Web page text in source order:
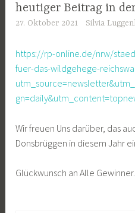
heutiger Beitrag in
27. Oktober 2021 Silvia
https://rp-online.de/nrw/
fuer-das-wildgehege-
Wir freuen Uns darüber, das
Donsbrüggen in diesem Jahr
Glückwunsch an Alle Gewinner.